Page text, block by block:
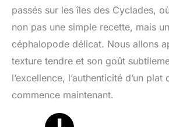
passés sur les îles des Cyclades,
non pas une simple recette, mais
céphalopode délicat. Nous allons
texture tendre et son goût
l’excellence, l’authenticité d’un
commence maintenant.